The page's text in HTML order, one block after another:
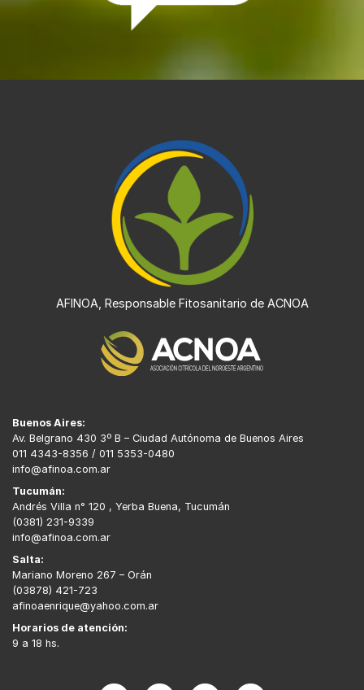
AFINOA, Responsable Fitosanitario de ACNOA
Buenos Aires:
Av. Belgrano 430 3º B – Ciudad Autónoma de Buenos Aires
011 4343-8356 / 011 5353-0480
info@afinoa.com.ar
Tucumán:
Andrés Villa n° 120 , Yerba Buena, Tucumán
(0381) 231-9339
info@afinoa.com.ar
Salta:
Mariano Moreno 267 – Orán
(03878) 421-723
afinoaenrique@yahoo.com.ar
Horarios de atención:
9 a 18 hs.